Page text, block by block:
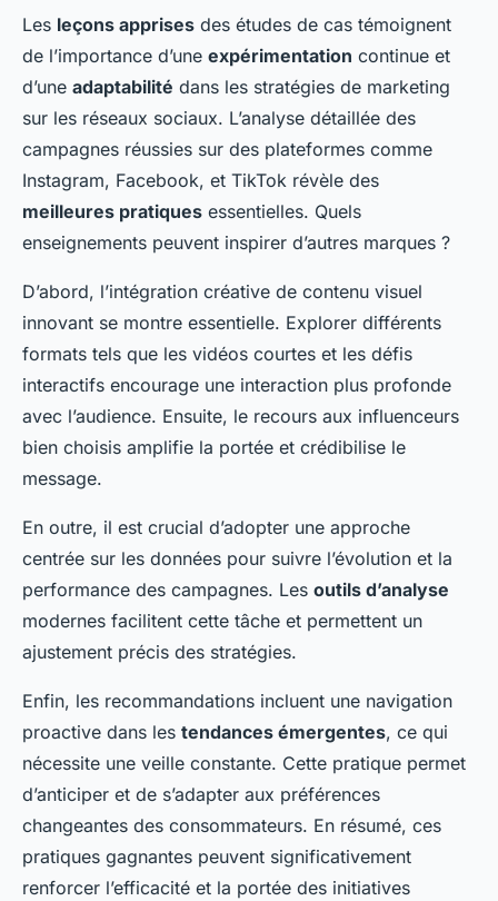
Les leçons apprises des études de cas témoignent
de l’importance d’une expérimentation continue et
d’une adaptabilité dans les stratégies de marketing
sur les réseaux sociaux. L’analyse détaillée des
campagnes réussies sur des plateformes comme
Instagram, Facebook, et TikTok révèle des
meilleures pratiques essentielles. Quels
enseignements peuvent inspirer d’autres marques ?
D’abord, l’intégration créative de contenu visuel
innovant se montre essentielle. Explorer différents
formats tels que les vidéos courtes et les défis
interactifs encourage une interaction plus profonde
avec l’audience. Ensuite, le recours aux influenceurs
bien choisis amplifie la portée et crédibilise le
message.
En outre, il est crucial d’adopter une approche
centrée sur les données pour suivre l’évolution et la
performance des campagnes. Les outils d’analyse
modernes facilitent cette tâche et permettent un
ajustement précis des stratégies.
Enfin, les recommandations incluent une navigation
proactive dans les tendances émergentes, ce qui
nécessite une veille constante. Cette pratique permet
d’anticiper et de s’adapter aux préférences
changeantes des consommateurs. En résumé, ces
pratiques gagnantes peuvent significativement
renforcer l’efficacité et la portée des initiatives